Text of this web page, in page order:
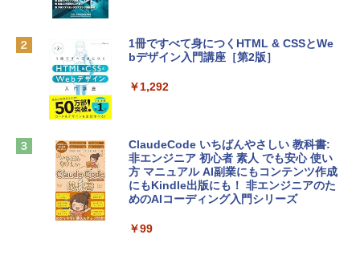
￥119,800
tomtoc 360°保護 15.6 16インチ パソコ
￥2,952
【Amazon.co.jp限定】 HP ノートパソコ
ン 15-fd 15.6インチ 16GBメモリ 512GB
Robloxギフトカード - 2,000 Robux 【限
インゲームコード】 ロブロックス | オン
Robloxギフトカード - 1000 Robux 【限
定バーチャルアイテムを含む】 【オンラ
インゲームコード】 ロブロックス |オン
1冊ですべて身につくHTML & CSSとWe
bデザイン入門講座［第2版］
￥1,292
ClaudeCode いちばんやさしい 教科書:
非エンジニア 初心者 素人 でも安心 使い
方 マニュアル AI副業にもコンテンツ作成
にもKindle出版にも！ 非エンジニアのた
めのAIコーディング入門シリーズ
￥99